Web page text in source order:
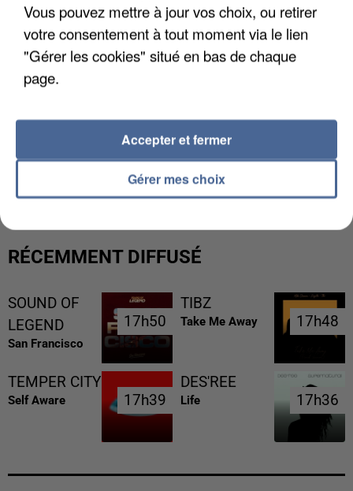
L’UN DES FONDATEURS SUPPOSÉS DE LA DZ
MAFIA INTERPELLÉ EN ALGÉRIE
RÉCEMMENT DIFFUSÉ
SOUND OF
LEGEND
San Francisco
17h50
17h50
TIBZ
Take Me Away 17h48
17h48
TEMPER CITY
Self Aware 17h39
17h39
DES'REE
Life 17h36
17h36
Vous pouvez mettre à jour vos choix, ou retirer
votre consentement à tout moment via le lien
"Gérer les cookies" situé en bas de chaque
page.
Gérer mes choix
Accepter et fermer